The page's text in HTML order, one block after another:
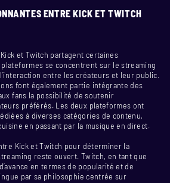
ENTRE KICK ET TWITCH
et Twitch partagent certaines
se concentrent sur le streaming
entre les créateurs et leur public.
font également partie intégrante des
fans la possibilité de soutenir
préférés. Les deux plateformes ont
à diverses catégories de contenu,
en passant par la musique en direct.
Kick et Twitch pour déterminer la
reste ouvert. Twitch, en tant que
en termes de popularité et de
par sa philosophie centrée sur